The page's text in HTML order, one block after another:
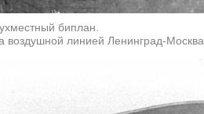
биплан.
воздушной линией Ленинград-Москва.